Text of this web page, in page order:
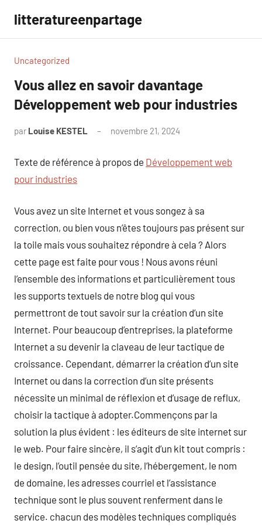
contenu
litteratureenpartage
Uncategorized
Vous allez en savoir davantage
Développement web pour industries
par Louise KESTEL novembre 21, 2024
Texte de référence à propos de Développement web
pour industries
Vous avez un site Internet et vous songez à sa
correction, ou bien vous n’êtes toujours pas présent sur
la toile mais vous souhaitez répondre à cela ? Alors
cette page est faite pour vous ! Nous avons réuni
l’ensemble des informations et particulièrement tous
les supports textuels de notre blog qui vous
permettront de tout savoir sur la création d’un site
Internet. Pour beaucoup d’entreprises, la plateforme
Internet a su devenir la claveau de leur tactique de
croissance. Cependant, démarrer la création d’un site
Internet ou dans la correction d’un site présents
nécessite un minimal de réflexion et d’usage de reflux,
choisir la tactique à adopter.Commençons par la
solution la plus évident : les éditeurs de site internet sur
le web. Pour faire sincère, il s’agit d’un kit tout compris :
le design, l’outil pensée du site, l’hébergement, le nom
de domaine, les adresses courriel et l’assistance
technique sont le plus souvent renferment dans le
service. chacun des modèles techniques compliqués